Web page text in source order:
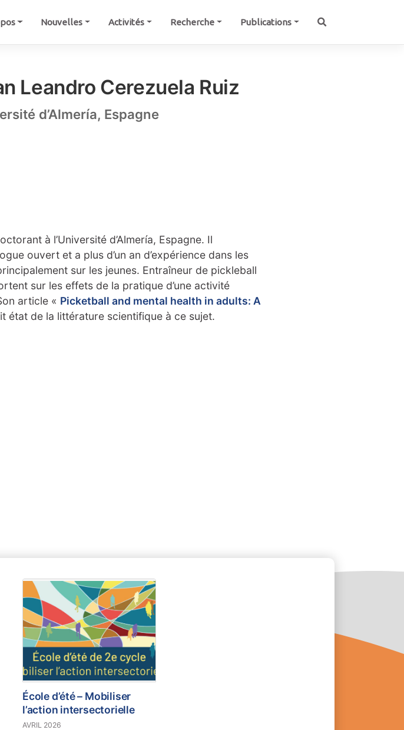
Nouvelles Activités Recherche Publications
Leandro Cerezuela Ruiz
d’Almería, Espagne
à l’Université d’Almería, Espagne. Il
ouvert et a plus d’un an d’expérience dans les
sur les jeunes. Entraîneur de pickleball
sur les effets de la pratique d’une activité
article « Picketball and mental health in adults: A
état de la littérature scientifique à ce sujet.
École d’été – Mobiliser
l’action intersectorielle
AVRIL 2026